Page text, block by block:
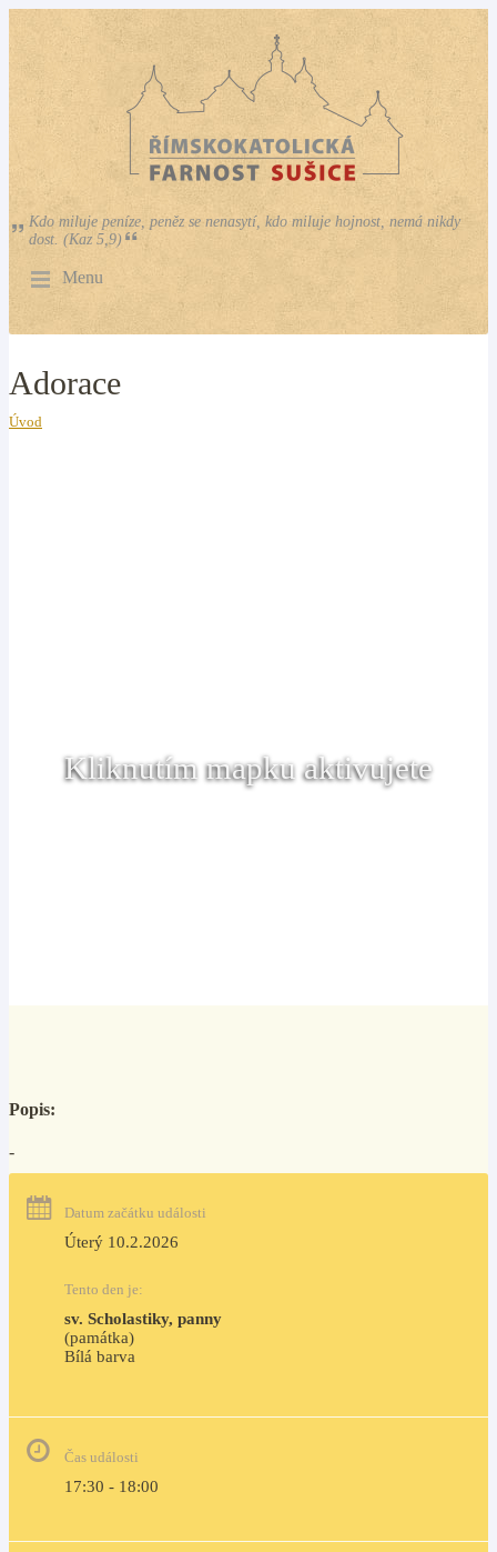
Kdo miluje peníze, peněz se nenasytí, kdo miluje hojnost, nemá nikdy
dost. (Kaz 5,9)
Menu
Adorace
Úvod
Kliknutím mapku aktivujete
Popis:
-
Datum začátku události
Úterý 10.2.2026
Tento den je:
sv. Scholastiky, panny
(památka)
Bílá barva
Čas události
17:30 - 18:00